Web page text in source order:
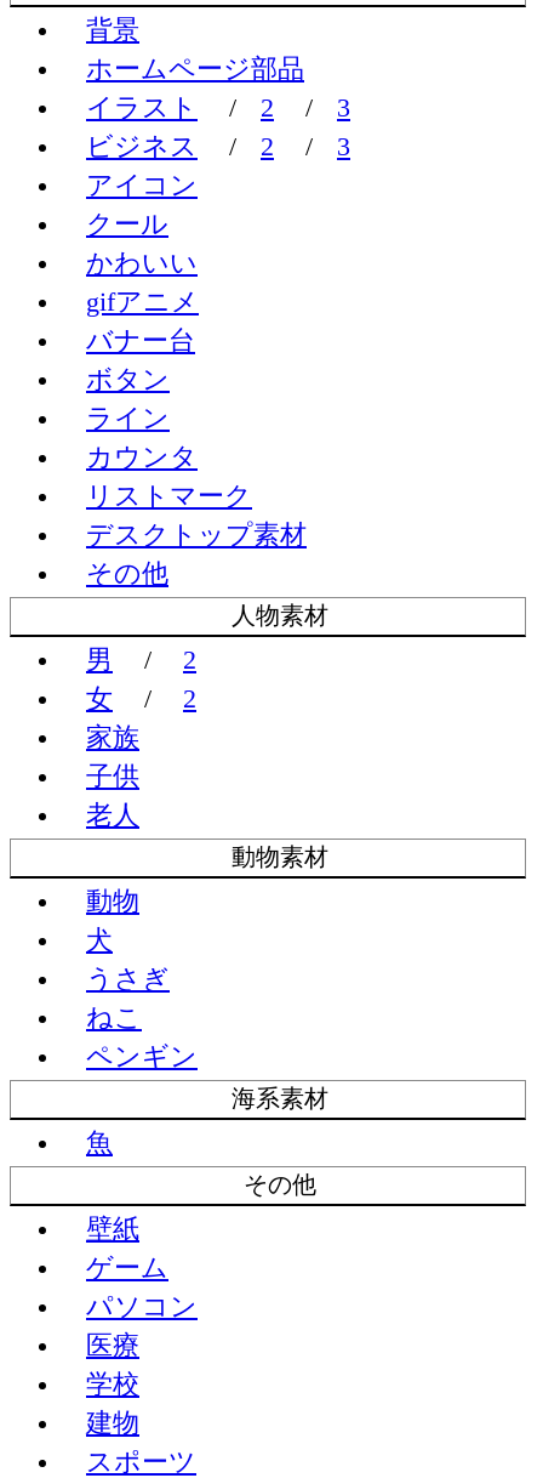
背景
ホームページ部品
イラスト
/ 2 /
3
ビジネス
/ 2 /
3
アイコン
クール
かわいい
gifアニメ
バナー台
ボタン
ライン
カウンタ
リストマーク
デスクトップ素材
その他
人物素材
男 /
2
女
/
2
家族
子供
老人
動物素材
動物
犬
うさぎ
ねこ
ペンギン
海系素材
魚
その他
壁紙
ゲーム
パソコン
医療
学校
建物
スポーツ